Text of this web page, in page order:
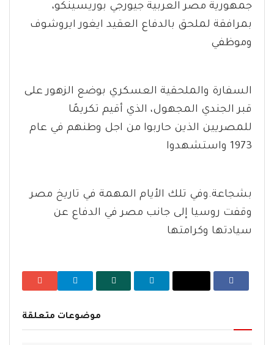
جمهورية مصر العربية جيورجي بوريسينكو،
بمرافقة لملحق بالدفاع العقيد ايغور ايروشوف
وموظفي
السفارة والملحقية العسكري بوضع الزهور على
قبر الجندي المجهول، الذي أقيم تكريمًا
للمصريين الذين حاربوا من اجل وطنهم في عام
1973 واستشهدوا
بشجاعة.وفي تلك الأيام المهمة في تاريخ مصر
وقفت روسيا إلى جانب مصر في الدفاع عن
سيادتها وكرامتها
موضوعات متعلقة